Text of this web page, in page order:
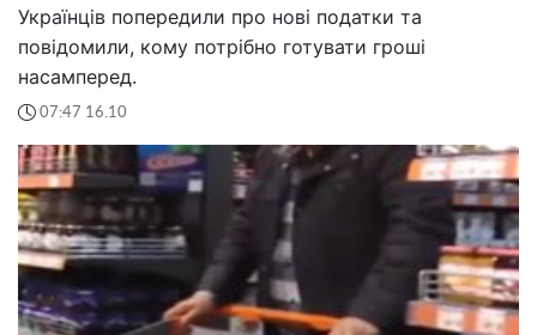
Українців попередили про нові податки та
повідомили, кому потрібно готувати гроші
насамперед.
07:47 16.10